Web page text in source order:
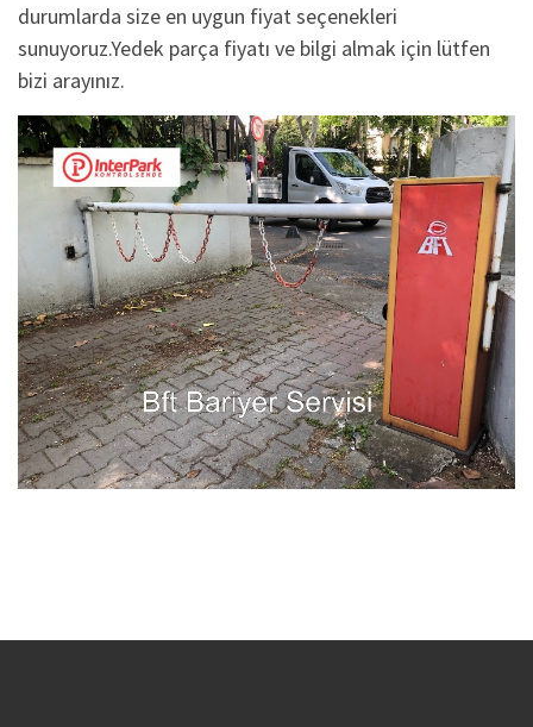
durumlarda size en uygun fiyat seçenekleri
sunuyoruz.Yedek parça fiyatı ve bilgi almak için lütfen
bizi arayınız.